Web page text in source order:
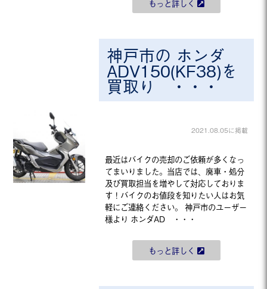
もっと詳しく
神戸市の ホンダ
ADV150(KF38)を
買取り ・・・
2021.08.05に掲載
最近はバイクの売却のご依頼が多くなっ
てまいりました。当店では、廃車・処分
及び買取担当を増やして対応しておりま
す！バイクのお値段を知りたい人はお気
軽にご連絡ください。 神戸市のユーザー
様より ホンダAD ・・・
もっと詳しく